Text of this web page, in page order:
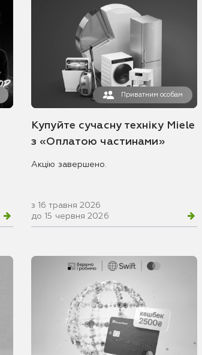
Приватним особам
Купуйте сучасну техніку Miele
з «Оплатою частинами»
Акцію завершено.
з 16 травня 2026
до 15 червня 2026